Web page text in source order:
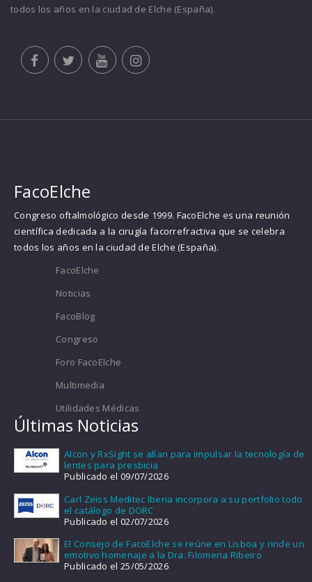
todos los años en la ciudad de Elche (España).
FacoElche
Congreso oftalmológico desde 1999. FacoElche es una reunión
científica dedicada a la cirugía facorrefractiva que se celebra
todos los años en la ciudad de Elche (España).
FacoElche
Noticias
FacoBlog
Congreso
Foro FacoElche
Multimedia
Utilidades Médicas
Últimas Noticias
Alcon y RxSight se alían para impulsar la tecnología de
lentes para presbicia
Publicado el 09/07/2026
Carl Zeiss Meditec Iberia incorpora a su portfolio todo
el catálogo de DORC
Publicado el 02/07/2026
El Consejo de FacoElche se reúne en Lisboa y rinde un
emotivo homenaje a la Dra. Filomena Ribeiro
Publicado el 25/05/2026